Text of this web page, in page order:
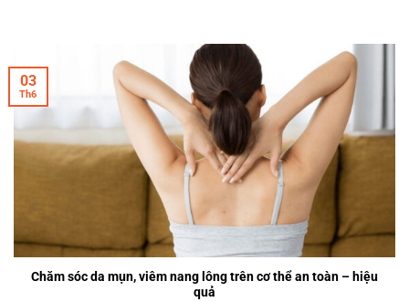
Chăm sóc da mụn, viêm nang lông trên cơ thể an toàn – hiệu
quả
03
Th6